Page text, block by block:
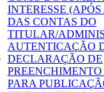
INTERESSE
DAS CONTAS DO
TITULAR/
AUTENTICAÇÃO
DECLARAÇÃO DE
PARA